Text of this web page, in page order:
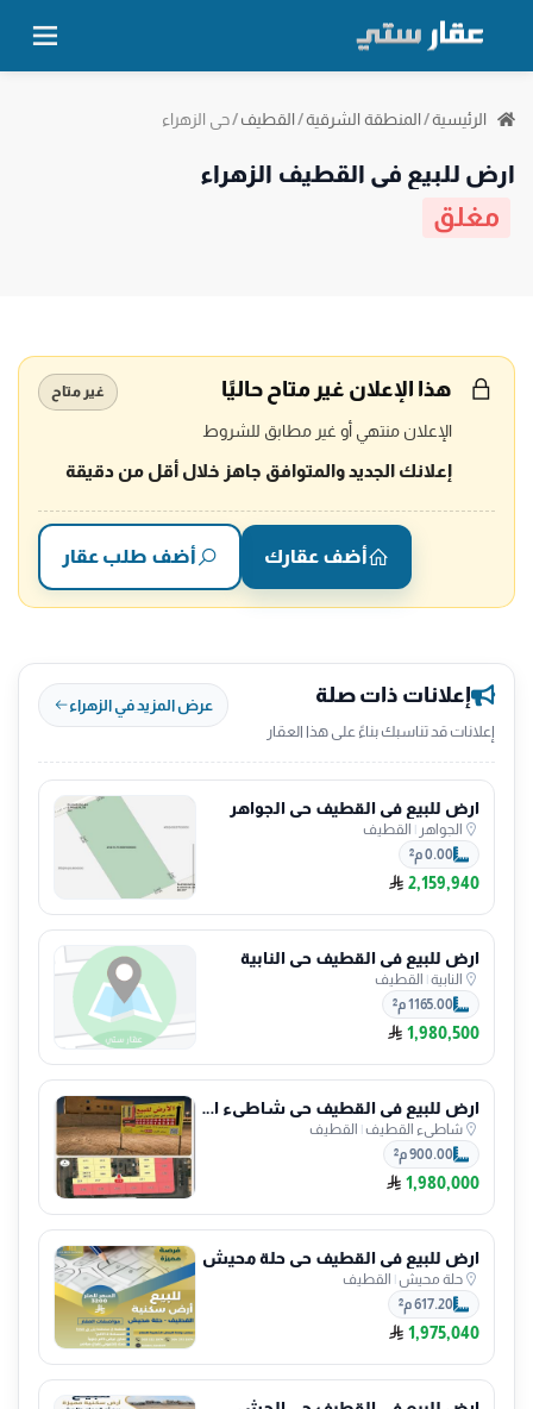
الرئيسية/المنطقة الشرقية/القطيف/حي الزهراء
ارض للبيع في القطيف الزهراء
مغلق
هذا الإعلان غير متاح حاليًا غير متاح
الإعلان منتهي أو غير مطابق للشروط
إعلانك الجديد والمتوافق جاهز خلال أقل من دقيقة
أضف عقارك أضف طلب عقار
إعلانات ذات صلة
إعلانات قد تناسبك بناءً على هذا العقار
عرض المزيد في الزهراء
ارض للبيع في القطيف حي الجواهر
الجواهر | القطيف
0.00 م²
2,159,940
ارض للبيع في القطيف حي النابية
النابية| القطيف
1165.00 م²
1,980,500
ارض للبيع في القطيف حي شاطىء القطيف
شاطىء القطيف| القطيف
900.00 م²
1,980,000
ارض للبيع في القطيف حي حلة محيش
حلة محيش| القطيف
617.20 م²
1,975,040